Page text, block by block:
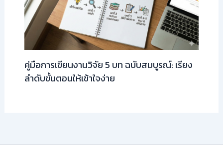
คู่มือการเขียนงานวิจัย 5 บท ฉบับสมบูรณ์: เรียง
ลำดับขั้นตอนให้เข้าใจง่าย